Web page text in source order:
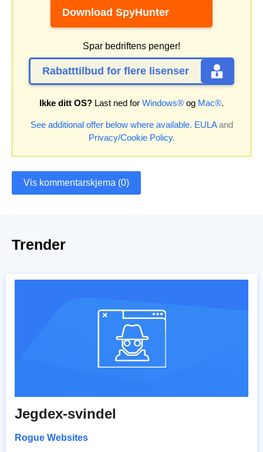
Download SpyHunter
Spar bedriftens penger!
Rabatttilbud for flere lisenser
Ikke ditt OS? Last ned for Windows® og Mac®.
See additional offer below where available. EULAand
Privacy/Cookie Policy.
Vis kommentarskjema (0)
Trender
Jegdex-svindel
Rogue Websites